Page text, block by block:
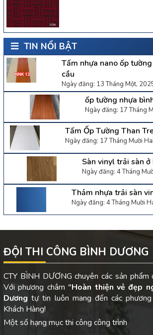
TIN NỔI BẬT
Tấm nhựa nano ốp
cầu
Ngày đăng: 13 Tháng Một,
ốp tường nhựa
Ngày đăng: 17 Tháng
Tấm Ốp Tường Than
Ngày đăng: 17 Tháng Mười
Sàn vinyl trải sàn
Ngày đăng: 4 Tháng
Thảm nhựa trải sàn
Ngày đăng: 4 Tháng Mười
ĐỘI THI CÔNG BÌNH DƯƠNG
CTY BÌNH DƯƠNG chuyên các sản phẩm
Với phương châm “Hoàn thiện vẻ đẹp
Dươngtự tin luôn mang đến các
Khách Hàng!
Một số hạng mục thi công công trình